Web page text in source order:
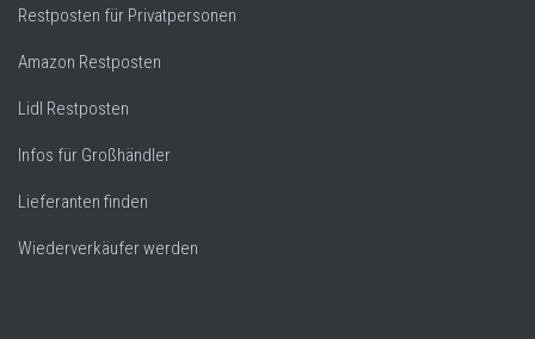
Restposten für Privatpersonen
Amazon Restposten
Lidl Restposten
Infos für Großhändler
Lieferanten finden
Wiederverkäufer werden